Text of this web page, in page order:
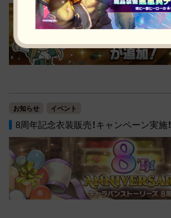
お知らせ イベント
8周年記念衣装販売！キャンペーン実施！